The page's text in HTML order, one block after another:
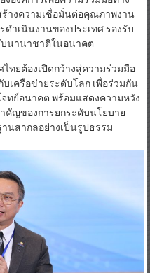
ร้างความเชื่อมั่นต่อคุณภาพงาน
ำเนินงานของประเทศ รองรับ
บนานาชาติในอนาคต
ทยต้องเปิดกว้างสู่ความร่วมมือ
เครือข่ายระดับโลก เพื่อร่วมกัน
ทย์อนาคต พร้อมแสดงความหวัง
คัญของการยกระดับนโยบาย
นสากลอย่างเป็นรูปธรรม